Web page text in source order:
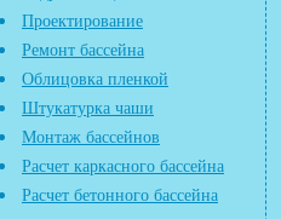
Проектирование
Ремонт бассейна
Облицовка пленкой
Штукатурка чаши
Монтаж бассейнов
Расчет каркасного бассейна
Расчет бетонного бассейна